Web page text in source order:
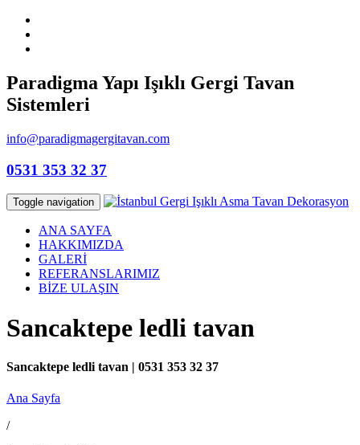
Paradigma Yapı Işıklı Gergi Tavan
Sistemleri
info@paradigmagergitavan.com
0531 353 32 37
Toggle navigation
ANA SAYFA
HAKKIMIZDA
GALERİ
REFERANSLARIMIZ
BİZE ULAŞIN
Sancaktepe ledli tavan
Sancaktepe ledli tavan | 0531 353 32 37
Ana Sayfa
/